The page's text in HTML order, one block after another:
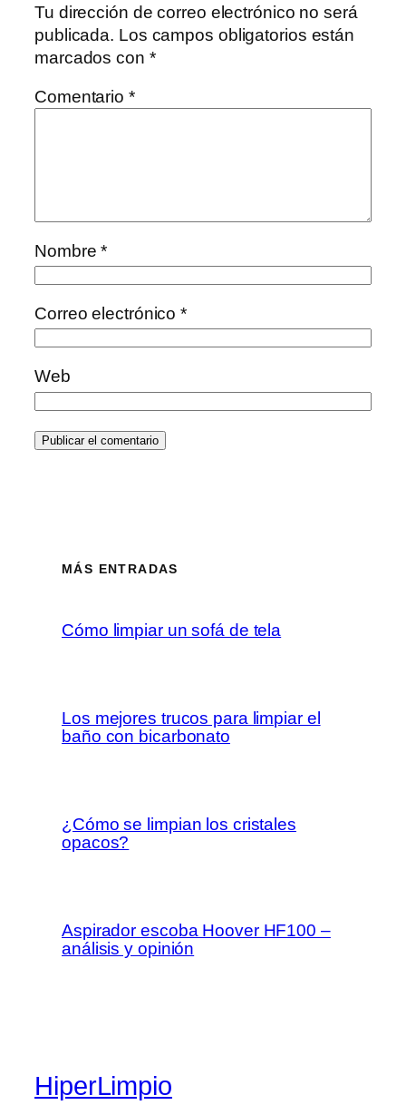
Tu dirección de correo electrónico no será
publicada. Los campos obligatorios están
marcados con *
Comentario *
Nombre*
Correo electrónico*
Web
MÁS ENTRADAS
Cómo limpiar un sofá de tela
Los mejores trucos para limpiar el
baño con bicarbonato
¿Cómo se limpian los cristales
opacos?
Aspirador escoba Hoover HF100 –
análisis y opinión
HiperLimpio